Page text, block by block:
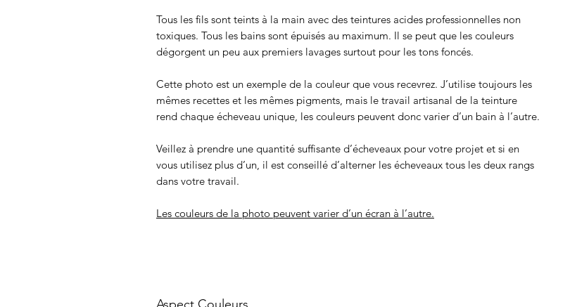
Tous les fils sont teints à la main avec des teintures acides professionnelles non
toxiques. Tous les bains sont épuisés au maximum. Il se peut que les couleurs
dégorgent un peu aux premiers lavages surtout pour les tons foncés.
Cette photo est un exemple de la couleur que vous recevrez. J’utilise toujours les
mêmes recettes et les mêmes pigments, mais le travail artisanal de la teinture
rend chaque écheveau unique, les couleurs peuvent donc varier d’un bain à l’autre.
Veillez à prendre une quantité suffisante d’écheveaux pour votre projet et si en
vous utilisez plus d’un, il est conseillé d’alterner les écheveaux tous les deux rangs
dans votre travail.
Les couleurs de la photo peuvent varier d’un écran à l’autre.